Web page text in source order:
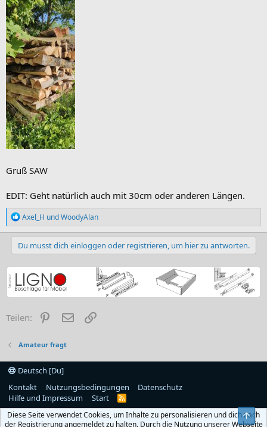
Gruß SAW
EDIT: Geht natürlich auch mit 30cm oder anderen Längen.
R
e
a
k
t
o
n
e
Axel_H undWoodyAlan
Du musst dich einloggen oder registrieren, um hier zu antworten.
Teilen: PinterestE-Mail
Amateur fragt
Deutsch [Du]
Kontakt
Nutzungsbedingungen
Datenschutz
Hilfe und Impressum
Start
R
S
Diese Seite verwendet Cookies, um Inhalte zu personalisieren und dich nach
der Registrierung angemeldet zu halten. Durch die Nutzung unserer Webseite